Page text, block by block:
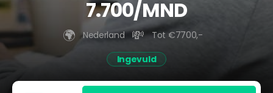
7.700/MND
🌍️ Nederland 💸 Tot €7700,-
Ingevuld